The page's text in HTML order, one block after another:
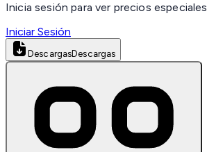
Inicia sesión para ver precios especiales
Iniciar Sesión
DescargasDescargas